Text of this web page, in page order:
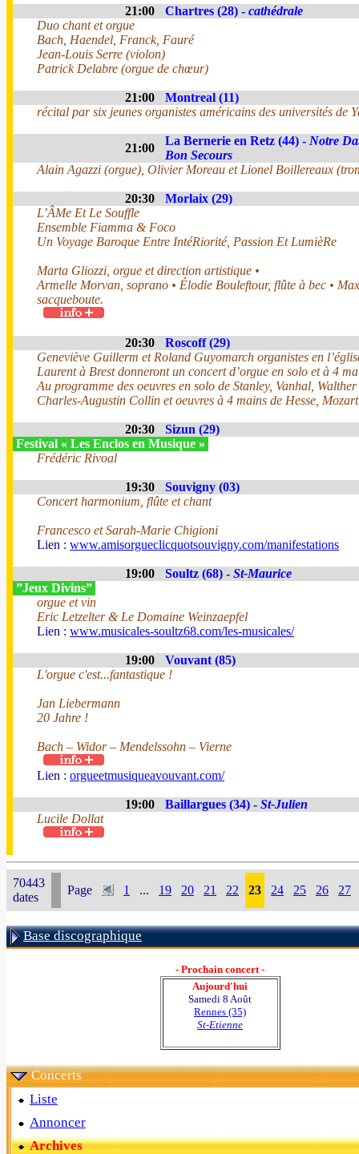
21:00 Chartres (28) - cathédrale
Duo chant et orgue
Bach, Haendel, Franck, Fauré
Jean-Louis Serre (violon)
Patrick Delabre (orgue de chœur)
21:00
Montreal (11)
récital par six jeunes organistes américains des universités de
21:00
La Bernerie en Retz (44) - Notre
Bon Secours
Alain Agazzi (orgue), Olivier Moreau et Lionel Boillereaux
20:30
Morlaix (29)
L’ÂMe Et Le Souffle
Ensemble Fiamma & Foco
Un Voyage Baroque Entre IntéRiorité, Passion Et LumièRe
Marta Gliozzi, orgue et direction artistique •
Armelle Morvan, soprano • Élodie Bouleftour, flûte à bec •
sacqueboute.
20:30
Roscoff (29)
Geneviève Guillerm et Roland Guyomarch organistes en
Laurent à Brest donneront un concert d’orgue en solo et à 4
Au programme des oeuvres en solo de Stanley, Vanhal,
Charles-Augustin Collin et oeuvres à 4 mains de Hesse,
20:30
Sizun (29)
Festival « Les Enclos en Musique »
Frédéric Rivoal
19:30
Souvigny (03)
Concert harmonium, flûte et chant
Francesco et Sarah-Marie Chigioni
Lien : www.amisorgueclicquotsouvigny.com/manifestations
19:00 Soultz (68) - St-Maurice
”Jeux Divins”
orgue et vin
Eric Letzelter & Le Domaine Weinzaepfel
Lien : www.musicales-soultz68.com/les-musicales/
19:00
Vouvant (85)
L'orgue c'est...fantastique !
Jan Liebermann
20 Jahre !
Bach – Widor – Mendelssohn – Vierne
Lien : orgueetmusiqueavouvant.com/
19:00 Baillargues (34) - St-Julien
Lucile Dollat
70443
dates
Page 1 ... 19 20 21 22 23 24 25 26 27
Base discographique
- Prochain concert -
Aujourd'hui
Samedi 8 Août
Rennes (35)
St-Etienne
Concerts
Liste
Annoncer
Archives